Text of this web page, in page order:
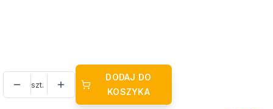
szt.
DODAJ DO
KOSZYKA